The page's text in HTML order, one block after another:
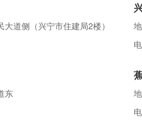
道侧（兴宁市住建局2楼）
东